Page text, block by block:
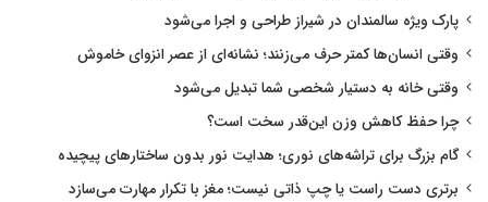
پارک ویژه سالمندان در شیراز طراحی و اجرا می‌شود
وقتی انسان‌ها کمتر حرف می‌زنند؛ نشانه‌ای از عصر انزوای خاموش
وقتی خانه به دستیار شخصی شما تبدیل می‌شود
چرا حفظ کاهش وزن این‌قدر سخت است؟
گام بزرگ برای تراشه‌های نوری؛ هدایت نور بدون ساختارهای پیچیده
برتری دست راست یا چپ ذاتی نیست؛ مغز با تکرار مهارت می‌سازد